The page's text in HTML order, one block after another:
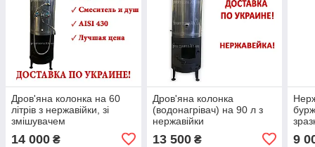
Дров'яна колонка на 60
літрів з нержавійки, зі
змішувачем
14 000 ₴
Дров'яна колонка
(водонагрівач) на 90 л з
нержавійки
13 500₴ 9